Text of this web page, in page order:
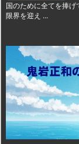
国のために全てを捧
限界を迎え ...